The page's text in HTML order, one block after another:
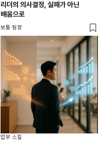
리더의 의사결정, 실패가 아닌
배움으로
보통 팀장
업무 스킬